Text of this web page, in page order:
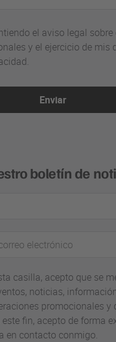
el aviso legal sobre
y el ejercicio de mis
Enviar
boletín de
casilla, acepto que se
noticias,
promocionales y
fin, acepto de forma
en contacto conmigo.